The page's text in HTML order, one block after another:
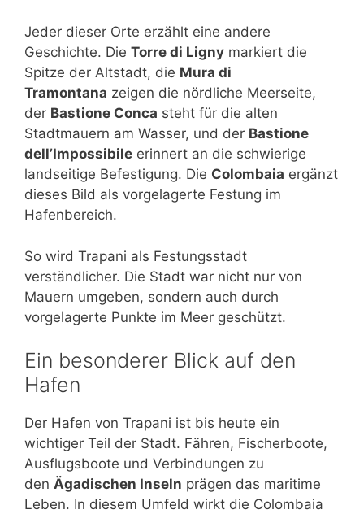
Jeder dieser Orte erzählt eine andere
Geschichte. Die Torre di Ligny markiert die
Spitze der Altstadt, die Mura di
Tramontana zeigen die nördliche Meerseite,
der Bastione Conca steht für die alten
Stadtmauern am Wasser, und der Bastione
dell’Impossibile erinnert an die schwierige
landseitige Befestigung. Die Colombaia ergänzt
dieses Bild als vorgelagerte Festung im
Hafenbereich.
So wird Trapani als Festungsstadt
verständlicher. Die Stadt war nicht nur von
Mauern umgeben, sondern auch durch
vorgelagerte Punkte im Meer geschützt.
Ein besonderer Blick auf den
Hafen
Der Hafen von Trapani ist bis heute ein
wichtiger Teil der Stadt. Fähren, Fischerboote,
Ausflugsboote und Verbindungen zu
den Ägadischen Inseln prägen das maritime
Leben. In diesem Umfeld wirkt die Colombaia